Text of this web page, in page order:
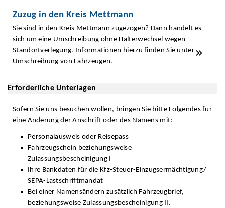
Zuzug in den Kreis Mettmann
Sie sind in den Kreis Mettmann zugezogen? Dann handelt es
sich um eine Umschreibung ohne Halterwechsel wegen
Standortverlegung. Informationen hierzu finden Sie unter
Umschreibung von Fahrzeugen.
Erforderliche Unterlagen
Sofern Sie uns besuchen wollen, bringen Sie bitte Folgendes für
eine Änderung der Anschrift oder des Namens mit:
Personalausweis oder Reisepass
Fahrzeugschein beziehungsweise
Zulassungsbescheinigung I
Ihre Bankdaten für die Kfz-Steuer-Einzugsermächtigung/
SEPA-Lastschriftmandat
Bei einer Namensändern zusätzlich Fahrzeugbrief,
beziehungsweise Zulassungsbescheinigung II.